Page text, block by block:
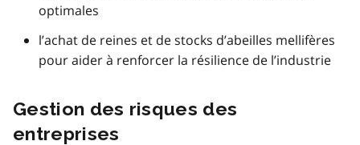
optimales
l’achat de reines et de stocks d’abeilles mellifères
pour aider à renforcer la résilience de l’industrie
Gestion des risques des
entreprises